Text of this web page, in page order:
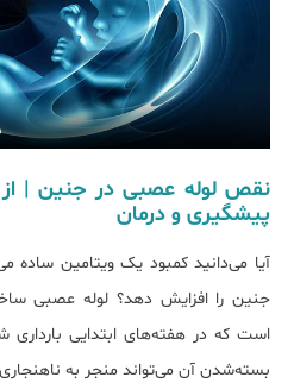
نقص لوله عصبی در جنین | از
پیشگیری و درمان
آیا می‌دانید کمبود یک ویتامین ساده
جنین را افزایش دهد؟ لوله عصبی
است که در هفته‌های ابتدایی بارداری
بسته‌شدن آن می‌تواند منجر به